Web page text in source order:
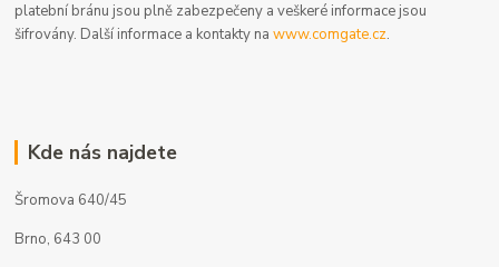
platební bránu jsou plně zabezpečeny a veškeré informace jsou
šifrovány. Další informace a kontakty nawww.comgate.cz.
Kde nás najdete
Šromova 640/45
Brno, 643 00